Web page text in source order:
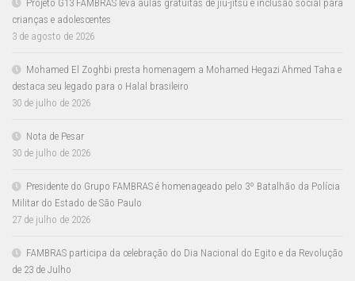
Projeto G13 FAMBRAS leva aulas gratuitas de jiu-jítsu e inclusão social para
crianças e adolescentes
3 de agosto de 2026
Mohamed El Zoghbi presta homenagem a Mohamed Hegazi Ahmed Taha e
destaca seu legado para o Halal brasileiro
30 de julho de 2026
Nota de Pesar
30 de julho de 2026
Presidente do Grupo FAMBRAS é homenageado pelo 3º Batalhão da Polícia
Militar do Estado de São Paulo
27 de julho de 2026
FAMBRAS participa da celebração do Dia Nacional do Egito e da Revolução
de 23 de Julho